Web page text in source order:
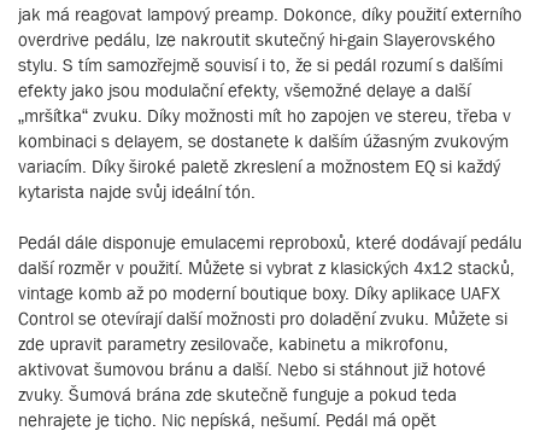
jak má reagovat lampový preamp. Dokonce, díky použití externího
overdrive pedálu, lze nakroutit skutečný hi-gain Slayerovského
stylu. S tím samozřejmě souvisí i to, že si pedál rozumí s dalšími
efekty jako jsou modulační efekty, všemožné delaye a další
„mršítka“ zvuku. Díky možnosti mít ho zapojen ve stereu, třeba v
kombinaci s delayem, se dostanete k dalším úžasným zvukovým
variacím. Díky široké paletě zkreslení a možnostem EQ si každý
kytarista najde svůj ideální tón.
Pedál dále disponuje emulacemi reproboxů, které dodávají pedálu
další rozměr v použití. Můžete si vybrat z klasických 4x12 stacků,
vintage komb až po moderní boutique boxy. Díky aplikace UAFX
Control se otevírají další možnosti pro doladění zvuku. Můžete si
zde upravit parametry zesilovače, kabinetu a mikrofonu,
aktivovat šumovou bránu a další. Nebo si stáhnout již hotové
zvuky. Šumová brána zde skutečně funguje a pokud teda
nehrajete je ticho. Nic nepíská, nešumí. Pedál má opět